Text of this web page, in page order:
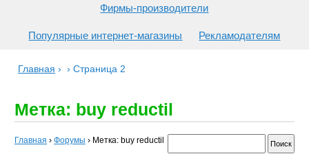
Фирмы-производители
Популярные интернет-магазины Рекламодателям
Главная › › Страница 2
Метка: buy reductil
Главная › Форумы › Метка: buy reductil